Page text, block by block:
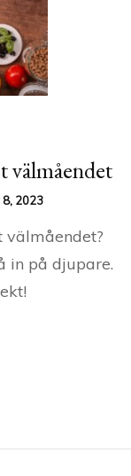
välmåendet
2023
välmåendet?
in på djupare.